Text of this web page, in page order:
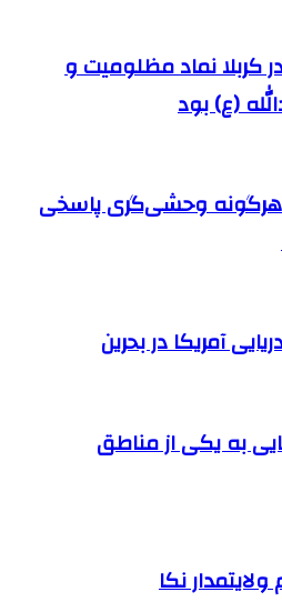
کربلا نماد مظلومیت و
(ع) بود
هرگونه وحشی‌گری پاسخی
آمریکا در بحرین
به یکی از مناطق
نکا